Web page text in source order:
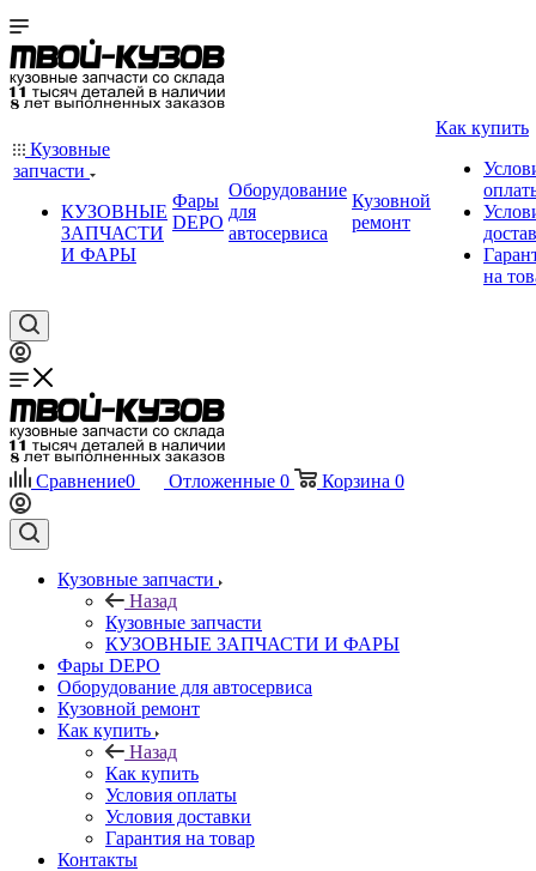
Кузовные
запчасти
КУЗОВНЫЕ
ЗАПЧАСТИ
И ФАРЫ
Фары
DEPO
Оборудование
для
автосервиса
Кузовной
ремонт
Как купить
на
Сравнение0 Отложенные 0 Корзина 0
Кузовные запчасти
Назад
Кузовные запчасти
КУЗОВНЫЕ ЗАПЧАСТИ И ФАРЫ
Фары DEPO
Оборудование для автосервиса
Кузовной ремонт
Как купить
Назад
Как купить
Условия оплаты
Условия доставки
Гарантия на товар
Контакты